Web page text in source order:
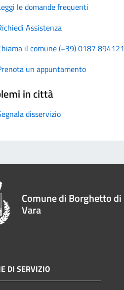
le domande frequenti
Assistenza
il comune (+39) 0187 894121
un appuntamento
in città
disservizio
Comune di Borghetto di
Vara
DI SERVIZIO